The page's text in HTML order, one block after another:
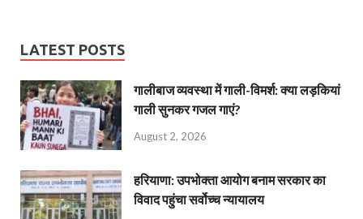
LATEST POSTS
गालीबाज व्‍यवस्‍था में गाली-विमर्श: क्या लड़कियां
गाली सुनकर गजल गाएं?
August 2, 2026
हरियाणा: उपभोक्ता आयोग बनाम सरकार का
विवाद पहुंचा सर्वोच्च न्यायालय